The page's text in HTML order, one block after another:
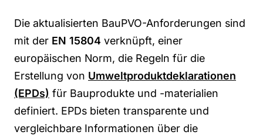
Die aktualisierten BauPVO-Anforderungen sind
mit der EN 15804 verknüpft, einer
europäischen Norm, die Regeln für die
Erstellung von Umweltproduktdeklarationen
(EPDs) für Bauprodukte und -materialien
definiert. EPDs bieten transparente und
vergleichbare Informationen über die